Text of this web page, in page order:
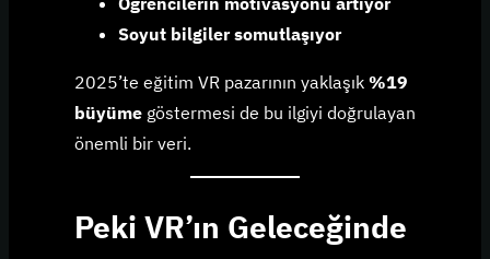
Soyut bilgiler somutlaşıyor
2025’te eğitim VR pazarının yaklaşık %19
büyüme göstermesi de bu ilgiyi doğrulayan
önemli bir veri.
Peki VR’ın Geleceğinde